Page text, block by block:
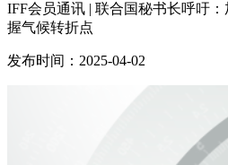
IFF会员通讯 | 联合国秘书长呼吁
握气候转折点
发布时间：2025-04-02